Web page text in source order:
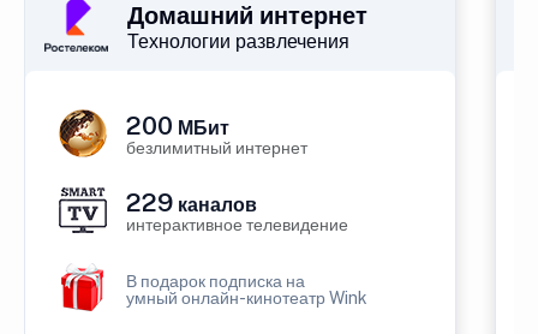
Домашний интернет
Технологии развлечения
200 МБит
безлимитный интернет
229 каналов
интерактивное телевидение
В подарок подписка на
умный онлайн-кинотеатр Wink